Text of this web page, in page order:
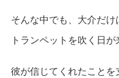
そんな中でも、大介だ
トランペットを吹く日が
彼が信じてくれたこと